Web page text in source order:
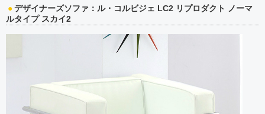
デザイナーズソファ：ル・コルビジェ LC2 リプロダクト ノーマ
ルタイプ スカイ2